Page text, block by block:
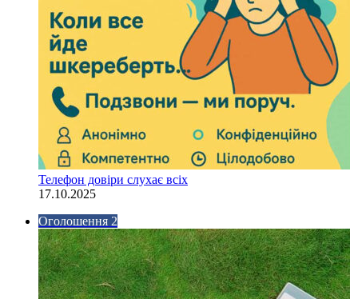
Телефон довіри слухає всіх
17.10.2025
Оголошення 2